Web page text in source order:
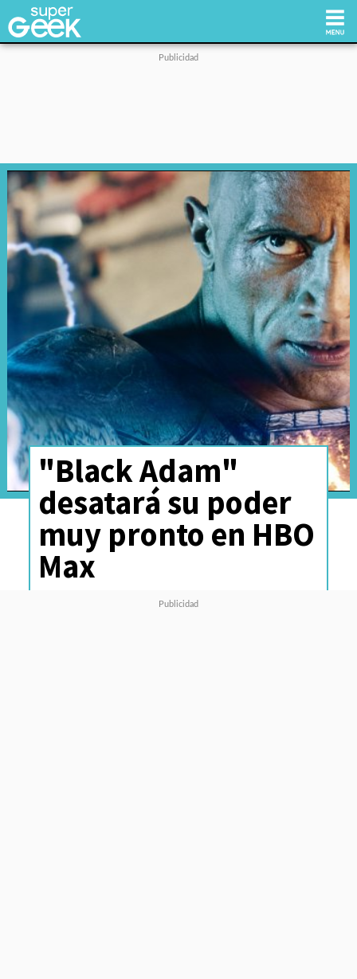
Tecnología
Videojuegos
Reviews
Cultura Pop
Streaming
Síguenos:
"Black Adam"
desatará su poder
muy pronto en HBO
Max